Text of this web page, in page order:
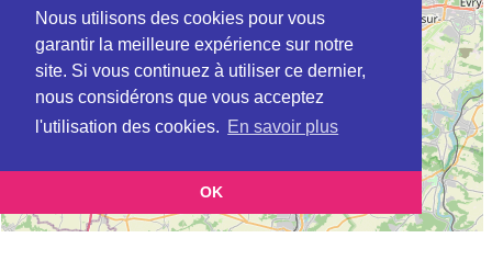
Nous utilisons des cookies pour vous
garantir la meilleure expérience sur notre
site. Si vous continuez à utiliser ce dernier,
nous considérons que vous acceptez
l'utilisation des cookies. En savoir plus
OK